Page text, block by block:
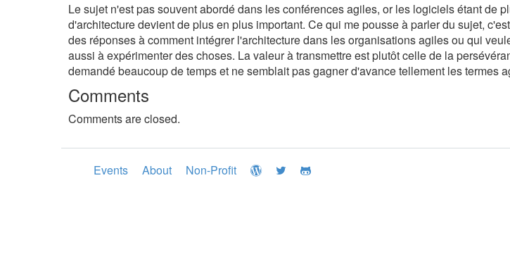
Le sujet n'est pas souvent abordé dans les conférences agiles, or les logiciels étant de
d'architecture devient de plus en plus important. Ce qui me pousse à parler du sujet,
des réponses à comment intégrer l'architecture dans les organisations agiles ou qui
aussi à expérimenter des choses. La valeur à transmettre est plutôt celle de la
demandé beaucoup de temps et ne semblait pas gagner d'avance tellement les termes
Comments
Comments are closed.
Events About Non-Profit